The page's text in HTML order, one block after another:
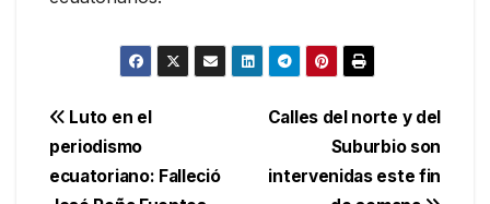
Navegación
de
Calles del norte y del
Suburbio son
intervenidas este fin
Luto en el
periodismo
ecuatoriano: Falleció